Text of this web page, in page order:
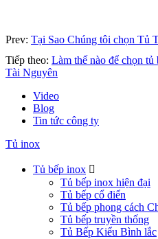
Prev: Tại Sao Chúng tôi chọn Tủ
Tiếp theo: Làm thế nào để chọn tủ
Tài Nguyên
Video
Blog
Tin tức công ty
Tủ inox
Tủ bếp inox 
Tủ bếp inox hiện đại
Tủ bếp cổ điển
Tủ bếp phong cách
Tủ bếp truyền thống
Tủ Bếp Kiểu Bình lắc